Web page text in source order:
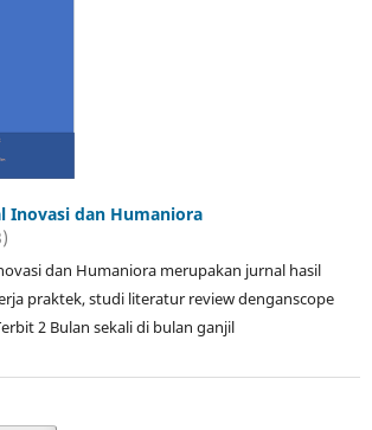
Inovasi dan Humaniora
dan Humaniora merupakan jurnal hasil
praktek, studi literatur review denganscope
2 Bulan sekali di bulan ganjil